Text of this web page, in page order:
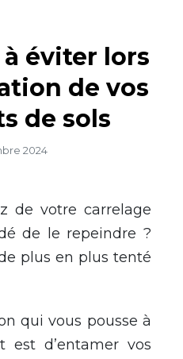
éviter lors
de vos
de sols
2024
de votre carrelage
de le repeindre ?
plus en plus tenté
qui vous pousse à
est d’entamer vos